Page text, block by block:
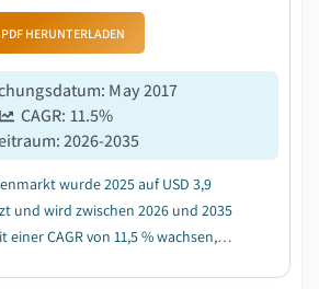
HERUNTERLADEN
: May 2017
CAGR: 11.5%
:2026-2035
wurde 2025 auf USD 3,9
und wird zwischen 2026 und 2035
CAGR von 11,5 % wachsen,